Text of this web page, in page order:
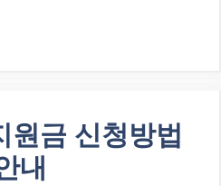
원금 신청방법
내